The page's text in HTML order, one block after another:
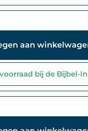
bij de Bijbel-In